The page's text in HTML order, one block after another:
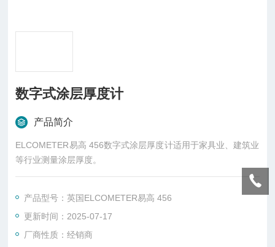
数字式涂层厚度计
产品简介
ELCOMETER易高 456数字式涂层厚度计适用于家具业、建筑业
等行业测量涂层厚度。
产品型号：英国ELCOMETER易高 456
更新时间：2025-07-17
厂商性质：经销商